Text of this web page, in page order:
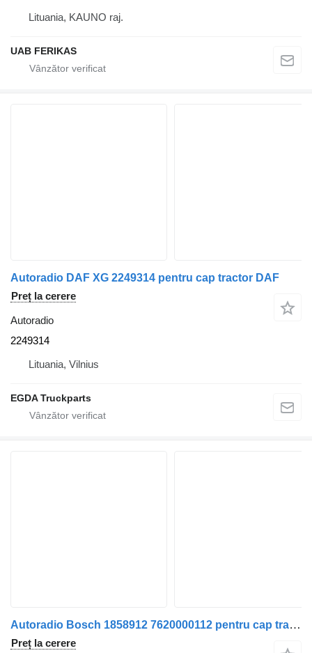
Lituania, KAUNO raj.
UAB FERIKAS
Autoradio DAF XG 2249314 pentru cap tractor DAF
Preț la cerere
Autoradio
2249314
Lituania, Vilnius
EGDA Truckparts
Autoradio Bosch 1858912 7620000112 pentru cap tractor DAF
Preț la cerere